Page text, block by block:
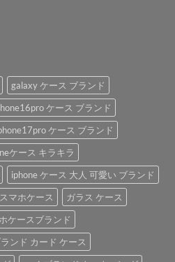
galaxy ケース ブランド
ケース ブランド
ケース ブランド
ケース キラキラ
iphone ケース 大人 可愛い ブランド
マホケース
ガラス ケース
ケースブランド
ンド カード ケース